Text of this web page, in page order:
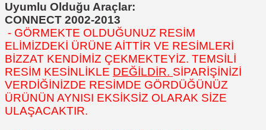
Uyumlu Olduğu Araçlar:
CONNECT 2002-2013
- GÖRMEKTE OLDUĞUNUZ RESİM
ELİMİZDEKİ ÜRÜNE AİTTİR VE RESİMLERİ
BİZZAT KENDİMİZ ÇEKMEKTEYİZ. TEMSİLİ
RESİM KESİNLİKLE DEĞİLDİR. SİPARİŞİNİZİ
VERDİĞİNİZDE RESİMDE GÖRDÜĞÜNÜZ
ÜRÜNÜN AYNISI EKSİKSİZ OLARAK SİZE
ULAŞACAKTIR.